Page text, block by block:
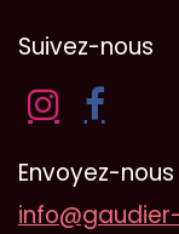
Suive​z-nous
Envoyez-